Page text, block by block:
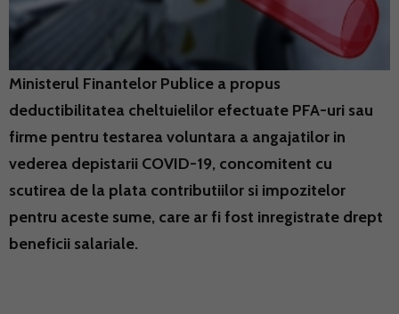
Ministerul Finantelor Publice a propus
deductibilitatea cheltuielilor efectuate PFA-uri sau
firme pentru testarea voluntara a angajatilor in
vederea depistarii COVID-19, concomitent cu
scutirea de la plata contributiilor si impozitelor
pentru aceste sume, care ar fi fost inregistrate drept
beneficii salariale.